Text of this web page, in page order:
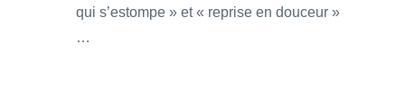
qui s’estompe » et « reprise en douceur »
…